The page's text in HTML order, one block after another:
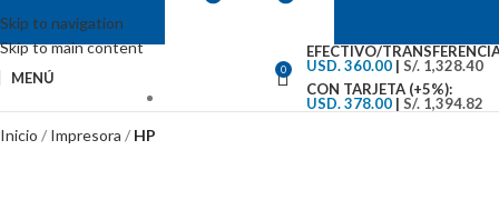
Skip to navigation
Skip to main content
MENÚ 0
EFECTIVO/
USD. 360.00 | S/. 1,328.40
CON TARJETA (+5%):
USD. 378.00 | S/. 1,394.82
Inicio Impresora HP